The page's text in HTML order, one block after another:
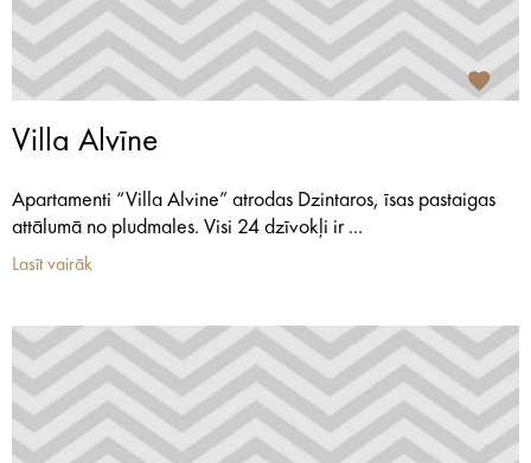
Villa Alvīne
Apartamenti “Villa Alvine” atrodas Dzintaros, īsas pastaigas
attālumā no pludmales. Visi 24 dzīvokļi ir ...
Lasīt vairāk